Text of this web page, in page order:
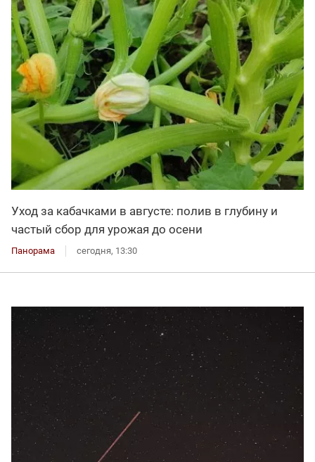
Уход за кабачками в августе: полив в глубину и
частый сбор для урожая до осени
Панорама сегодня, 13:30